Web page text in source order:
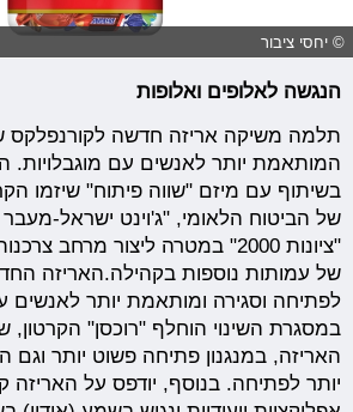
© יחסי ציבור
הנגשה לאלופים ואלופות
תלמה משיקה אריזה חדשה לקורנפלקס
המותאמת יותר לאנשים עם מוגבלויות.
בשיתוף עם מיזם "שווה פיתוח" שיזמו
של הביטוח הלאומי, "ג'וינט ישראל-
"ציונות 2000" במטרה ליצור מרחב
של עמותות נוספות בקהילה.האריזה
לפתיחה וסגירה ומותאמת יותר לאנשים
במסגרת השינוי הוחלף "רוכסן"
האריזה, במנגנון פתיחה פשוט יותר